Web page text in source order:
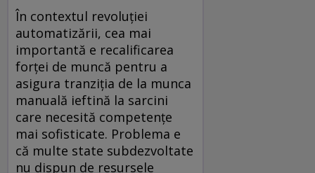
În contextul revoluției
automatizării, cea mai
importantă e recalificarea
forței de muncă pentru a
asigura tranziția de la munca
manuală ieftină la sarcini
care necesită competențe
mai sofisticate. Problema e
că multe state subdezvoltate
nu dispun de resursele